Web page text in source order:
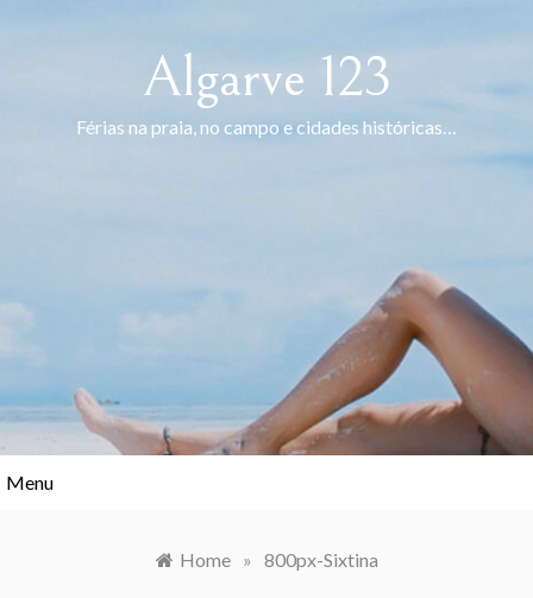
Algarve 123
Férias na praia, no campo e cidades históricas…
Menu
Home » 800px-Sixtina